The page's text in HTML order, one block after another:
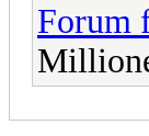
Forum